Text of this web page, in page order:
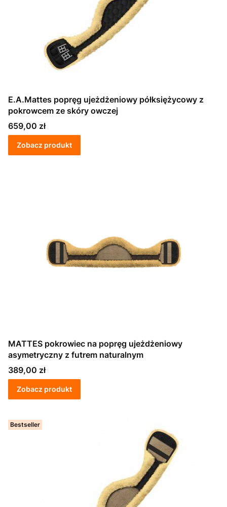
E.A.Mattes popręg ujeżdżeniowy półksiężycowy z
pokrowcem ze skóry owczej
Cena
659,00 zł
Zobacz produkt
MATTES pokrowiec na popręg ujeżdżeniowy
asymetryczny z futrem naturalnym
Cena
389,00 zł
Zobacz produkt
Bestseller